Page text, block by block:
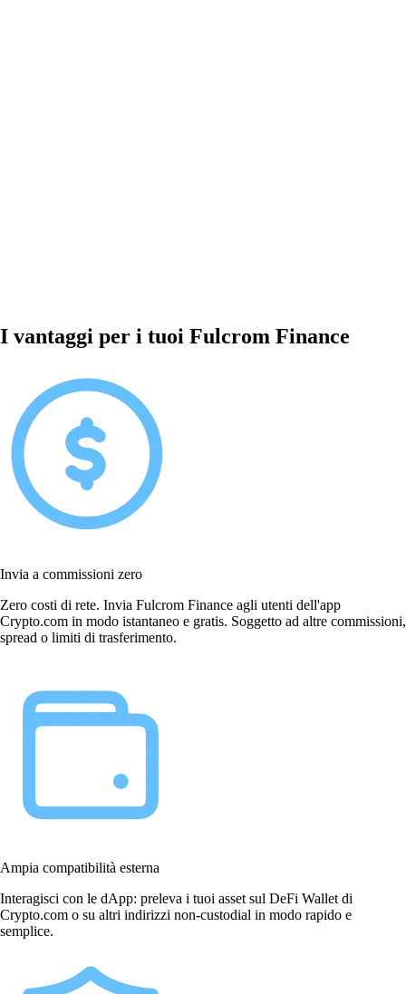
I vantaggi per i tuoi Fulcrom Finance
Invia a commissioni zero
Zero costi di rete. Invia Fulcrom Finance agli utenti dell'app
Crypto.com in modo istantaneo e gratis. Soggetto ad altre commissioni,
spread o limiti di trasferimento.
Ampia compatibilità esterna
Interagisci con le dApp: preleva i tuoi asset sul DeFi Wallet di
Crypto.com o su altri indirizzi non-custodial in modo rapido e
semplice.